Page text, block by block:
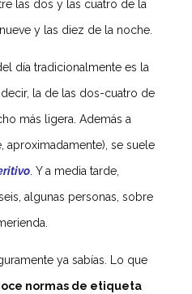
las dos y las cuatro de la
y las diez de la noche.
día tradicionalmente es la
la de las dos-cuatro de
más ligera. Además a
aproximadamente), se suele
. Y a media tarde,
algunas personas, sobre
ya sabías. Lo que
normas de etiqueta